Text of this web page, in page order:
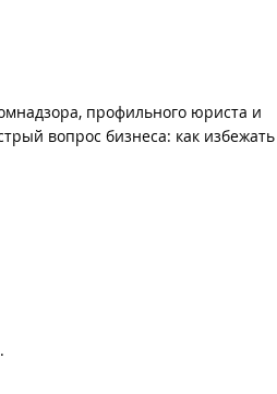
профильного юриста и
вопрос бизнеса: как избежать